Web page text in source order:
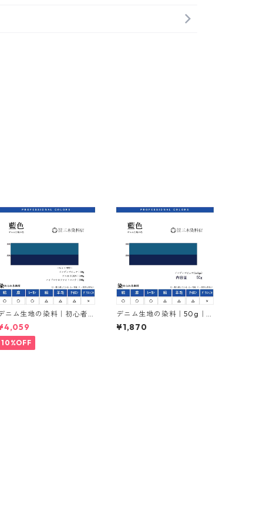
ニム生地の染料｜初心者
けセット販売50g｜イン
ィゴ｜インジゴ｜indigo
化学藍
10%OFF
デニム生地の染料｜50g｜
インディゴ｜インジゴ｜indi
go｜化学藍
¥1,870